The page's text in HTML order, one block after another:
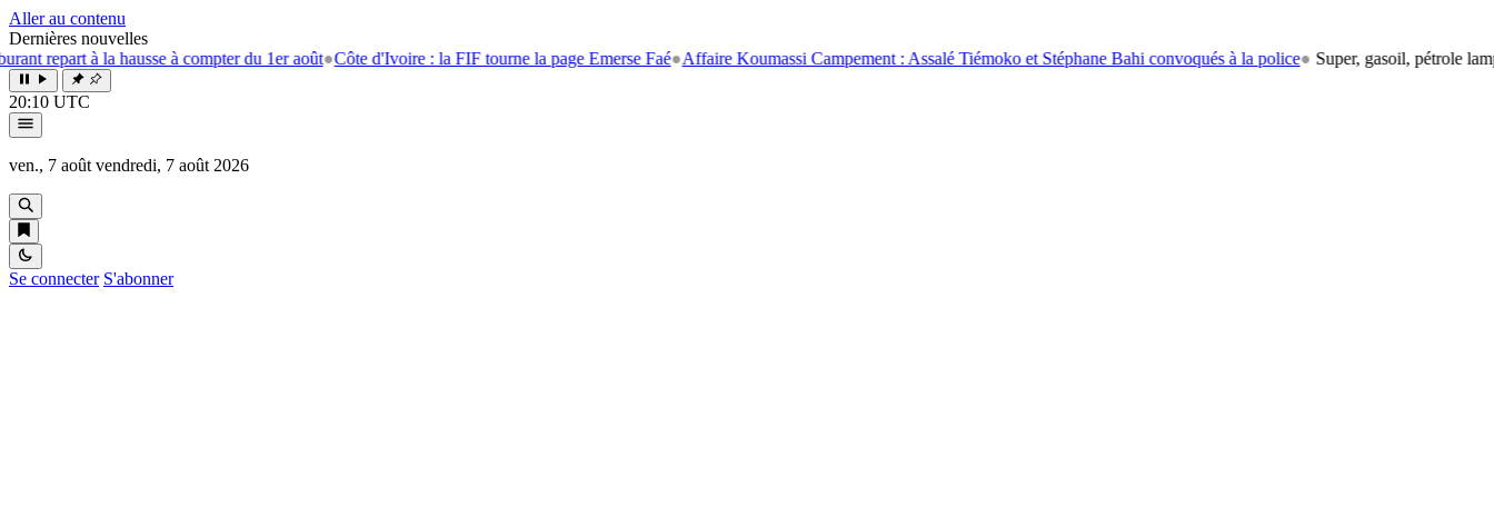
Aller au contenu
Dernières nouvelles
à la hausse à compter du 1er août● Côte d'Ivoire : la FIF tourne la page Emerse Faé●Affaire Koumassi Campement : Assalé Tiémoko et Stéphane Bahi convoqués à la police● Super, gasoil, pétrole lampant: le
20:10 UTC
ven., 7 août vendredi, 7 août 2026
Se connecter S'abonner